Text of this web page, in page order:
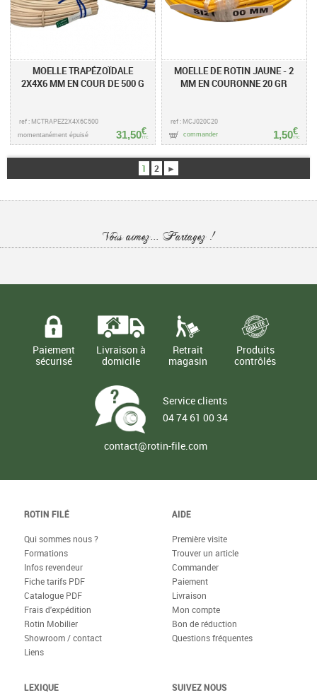
MOELLE TRAPÉZOÏDALE
2X4X6 MM EN COUR DE 500 G
ref : MCTRAPEZ2X4X6C500
31,50€
TTC
momentanément épuisé
MOELLE DE ROTIN JAUNE - 2
MM EN COURONNE 20 GR
ref : MCJ020C20
1,50€
TTC
commander
1 2 ►
Vous aimez... Partagez !
Paiement
sécurisé
Livraison à
domicile
Retrait
magasin
Produits
contrôlés
Service clients
04 74 61 00 34
contact@rotin-file.com
ROTIN FILÉ
Qui sommes nous ?
Formations
Infos revendeur
Fiche tarifs PDF
Catalogue PDF
Frais d'expédition
Rotin Mobilier
Showroom / contact
Liens
AIDE
Première visite
Trouver un article
Commander
Paiement
Livraison
Mon compte
Bon de réduction
Questions fréquentes
LEXIQUE SUIVEZ NOUS